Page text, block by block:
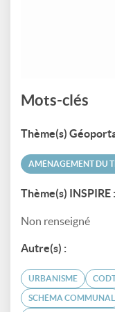
Mots-clés
Thème(s)
AMÉNAGEMENT DU
Thème(s) INSPIRE :
Non renseigné
Autre(s) :
URBANISME
SCHÉMA COMMUNAL